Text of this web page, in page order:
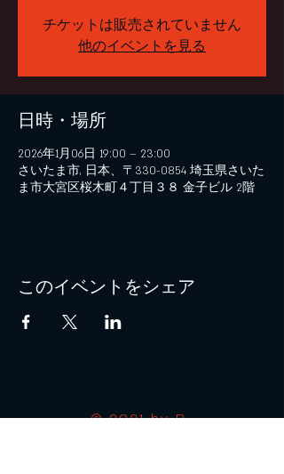
チケットは販売されていません
他のイベントを見る
日時・場所
2026年1月06日 19:00 – 23:00
さいたま市, 日本、〒330-0854 埼玉県さいた
ま市大宮区桜木町４丁目３８ 金子ビル 2階
このイベントをシェア
© 2021 by B+